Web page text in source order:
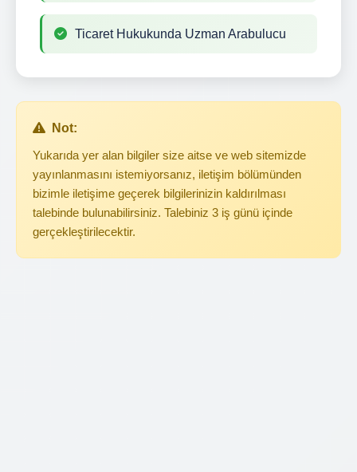
Ticaret Hukukunda Uzman Arabulucu
Not:
Yukarıda yer alan bilgiler size aitse ve web sitemizde
yayınlanmasını istemiyorsanız, iletişim bölümünden
bizimle iletişime geçerek bilgilerinizin kaldırılması
talebinde bulunabilirsiniz. Talebiniz 3 iş günü içinde
gerçekleştirilecektir.